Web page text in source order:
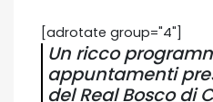
[adrotate group="4"]
Un ricco
appuntamenti
del Real Bosco di